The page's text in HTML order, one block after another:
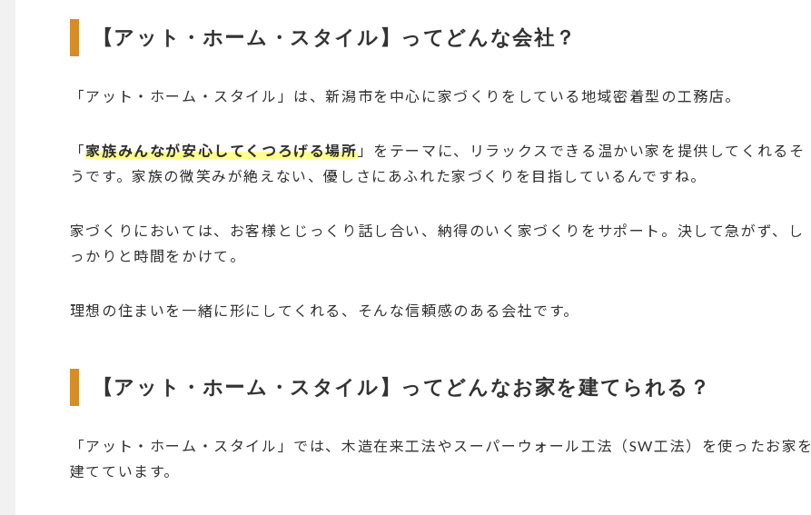
【アット・ホーム・スタイル】ってどんな会社？
「アット・ホーム・スタイル」は、新潟市を中心に家づくりをしている地域密着型の工務店。
「家族みんなが安心してくつろげる場所」をテーマに、リラックスできる温かい家を提供してくれるそ
うです。家族の微笑みが絶えない、優しさにあふれた家づくりを目指しているんですね。
家づくりにおいては、お客様とじっくり話し合い、納得のいく家づくりをサポート。決して急がず、し
っかりと時間をかけて。
理想の住まいを一緒に形にしてくれる、そんな信頼感のある会社です。
【アット・ホーム・スタイル】ってどんなお家を建てられる？
「アット・ホーム・スタイル」では、木造在来工法やスーパーウォール工法（SW工法）を使ったお家を
建てています。